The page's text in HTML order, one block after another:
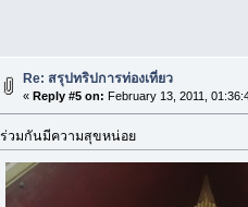
Re: สรุปทริปการท่องเที่ยว
« Reply #5 on: February 13, 2011,
ร่วมกันมีความสุขหน่อย